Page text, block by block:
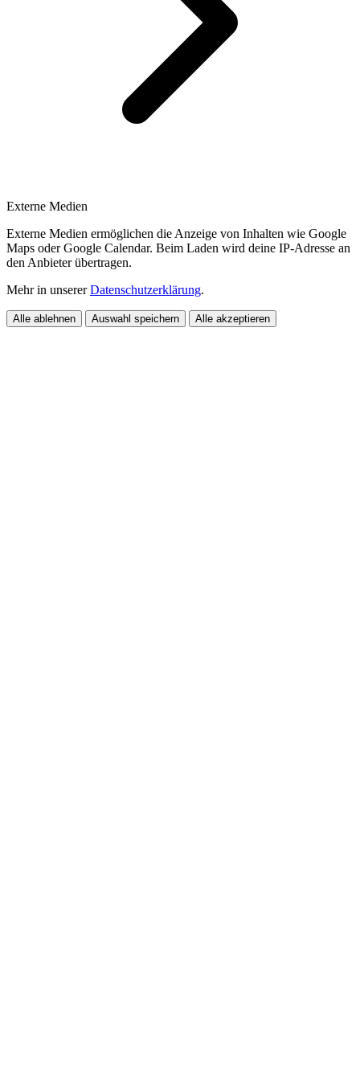
Externe Medien
Externe Medien ermöglichen die Anzeige von Inhalten wie Google
Maps oder Google Calendar. Beim Laden wird deine IP-Adresse an
den Anbieter übertragen.
Mehr in unsererDatenschutzerklärung.
Alle ablehnen Auswahl speichern Alle akzeptieren